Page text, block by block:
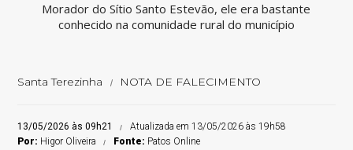
Morador do Sítio Santo Estevão, ele era bastante
conhecido na comunidade rural do município
Santa Terezinha NOTA DE FALECIMENTO
13/05/2026 às 09h21
Atualizada em 13/05/2026 às 19h58
Por: Higor Oliveira Fonte: Patos Online